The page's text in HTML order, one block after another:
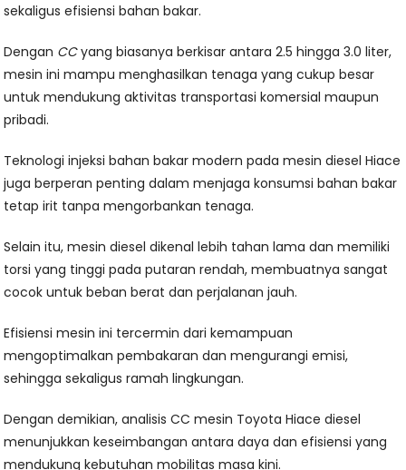
sekaligus efisiensi bahan bakar.
Dengan CCyang biasanya berkisar antara 2.5 hingga 3.0 liter,
mesin ini mampu menghasilkan tenaga yang cukup besar
untuk mendukung aktivitas transportasi komersial maupun
pribadi.
Teknologi injeksi bahan bakar modern pada mesin diesel Hiace
juga berperan penting dalam menjaga konsumsi bahan bakar
tetap irit tanpa mengorbankan tenaga.
Selain itu, mesin diesel dikenal lebih tahan lama dan memiliki
torsi yang tinggi pada putaran rendah, membuatnya sangat
cocok untuk beban berat dan perjalanan jauh.
Efisiensi mesin ini tercermin dari kemampuan
mengoptimalkan pembakaran dan mengurangi emisi,
sehingga sekaligus ramah lingkungan.
Dengan demikian, analisis CC mesin Toyota Hiace diesel
menunjukkan keseimbangan antara daya dan efisiensi yang
mendukung kebutuhan mobilitas masa kini.